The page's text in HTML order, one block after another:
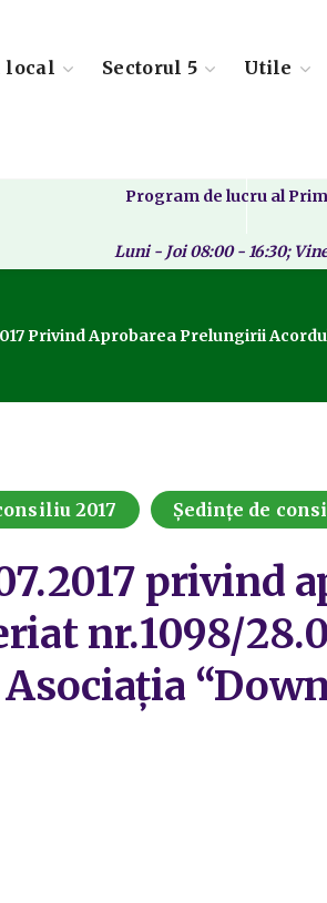
local Sectorul 5 Utile
Program de lucru al
Luni - Joi 08:00 - 16:30;
Privind Aprobarea Prelungirii
2017 Ședințe de
privind
nr.1098/